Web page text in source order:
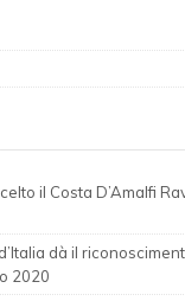
il Costa D’Amalfi
dà il
2020